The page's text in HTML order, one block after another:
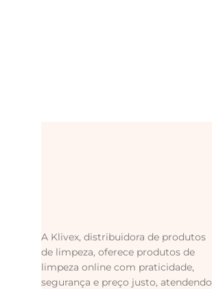
A Klivex, distribuidora de produtos
de limpeza, oferece produtos de
limpeza online com praticidade,
segurança e preço justo, atendendo